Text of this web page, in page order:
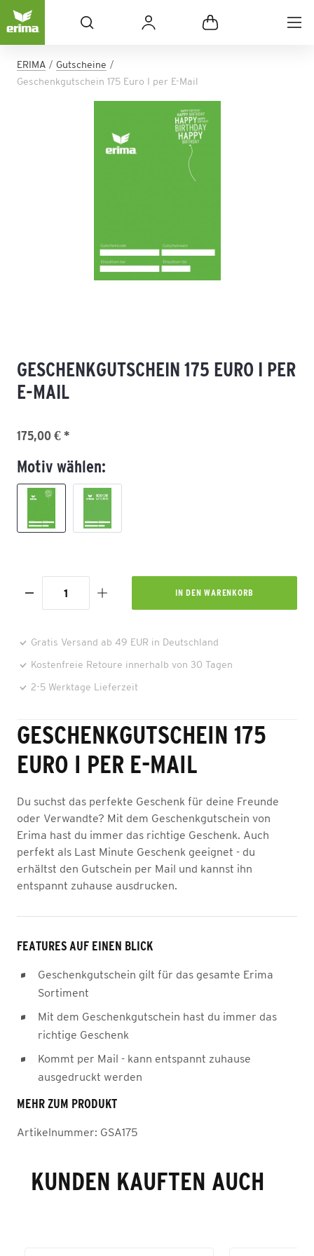
ERIMA
Gutscheine
Geschenkgutschein 175 Euro I per E-Mail
GESCHENKGUTSCHEIN 175 EURO I PER
E-MAIL
Motiv wählen:
175,00 € *
IN DEN WARENKORB
Gratis Versand ab 49 EUR in Deutschland
Kostenfreie Retoure innerhalb von 30 Tagen
2-5 Werktage Lieferzeit
GESCHENKGUTSCHEIN 175
EURO I PER E-MAIL
Du suchst das perfekte Geschenk für deine Freunde
oder Verwandte? Mit dem Geschenkgutschein von
Erima hast du immer das richtige Geschenk. Auch
perfekt als Last Minute Geschenk geeignet - du
erhältst den Gutschein per Mail und kannst ihn
entspannt zuhause ausdrucken.
FEATURES AUF EINEN BLICK
Geschenkgutschein gilt für das gesamte Erima
Sortiment
Mit dem Geschenkgutschein hast du immer das
richtige Geschenk
Kommt per Mail - kann entspannt zuhause
ausgedruckt werden
MEHR ZUM PRODUKT
Artikelnummer: GSA175
KUNDEN KAUFTEN AUCH